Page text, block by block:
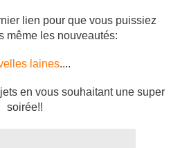
lien pour que vous puissiez
même les nouveautés:
laines....
en vous souhaitant une super
soirée!!